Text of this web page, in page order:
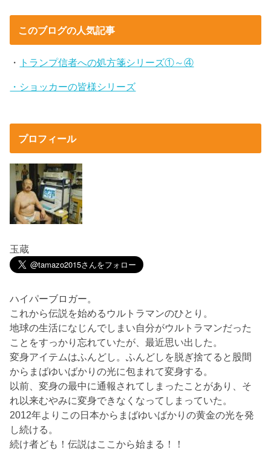
このブログの人気記事
・ トランプ信者への処方箋シリーズ①～④
・ショッカーの皆様シリーズ
プロフィール
玉蔵
ハイパーブロガー。
これから伝説を始めるウルトラマンのひとり。
地球の生活になじんでしまい自分がウルトラマンだった
ことをすっかり忘れていたが、最近思い出した。
変身アイテムはふんどし。ふんどしを脱ぎ捨てると股間
からまばゆいばかりの光に包まれて変身する。
以前、変身の最中に通報されてしまったことがあり、そ
れ以来むやみに変身できなくなってしまっていた。
2012年よりこの日本からまばゆいばかりの黄金の光を発
し続ける。
続け者ども！伝説はここから始まる！！